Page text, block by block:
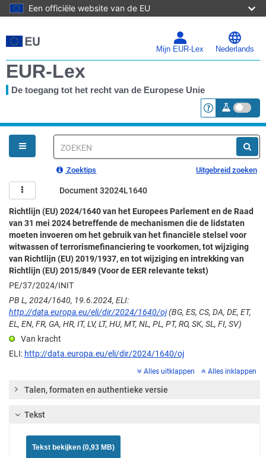
Een officiële website van de EU
naar
de
Mijn EUR-Lex Nederlands
EUR-Lex
De toegang tot het recht van de Europese Unie
<a
U
bent
hier
Snelzoeken
Zoektips Uitgebreid zoeken
Document 32024L1640
Richtlijn (EU) 2024/1640 van het Europees Parlement en de Raad
van 31 mei 2024 betreffende de mechanismen die de lidstaten
moeten invoeren om het gebruik van het financiële stelsel voor
witwassen of terrorismefinanciering te voorkomen, tot wijziging
van Richtlijn (EU) 2019/1937, en tot wijziging en intrekking van
Richtlijn (EU) 2015/849 (Voor de EER relevante tekst)
PE/37/2024/INIT
PB L, 2024/1640, 19.6.2024, ELI:
http://data.europa.eu/eli/dir/2024/1640/oj(BG, ES, CS, DA, DE, ET,
EL, EN, FR, GA, HR, IT, LV, LT, HU, MT, NL, PL, PT, RO, SK, SL, FI, SV)
Van kracht
ELI: http://data.europa.eu/eli/dir/2024/1640/oj
Alles uitklappen Alles inklappen
Talen, formaten en authentieke versie
Tekst
Tekst bekijken (0,93 MB)